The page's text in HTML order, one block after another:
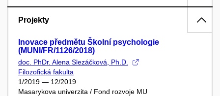
Projekty
Inovace předmětu Školní psychologie
(MUNI/FR/1126/2018)
doc. PhDr. Alena Slezáčková, Ph.D.
Filozofická fakulta
1/2019 — 12/2019
Masarykova univerzita / Fond rozvoje MU